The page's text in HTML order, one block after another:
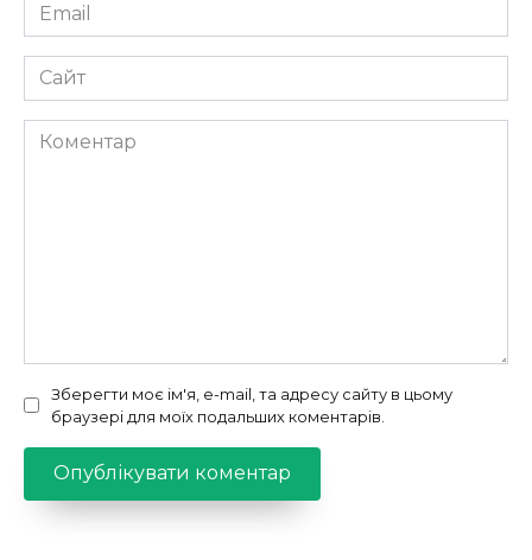
*
Сайт
Коментар
Зберегти моє ім'я, e-mail, та адресу сайту в цьому
браузері для моїх подальших коментарів.